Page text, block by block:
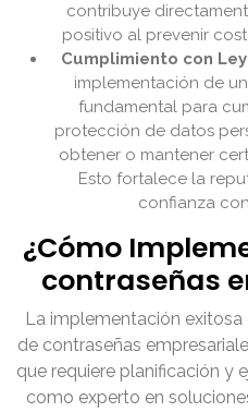
contribuye
positivo al prevenir
Cumplimiento con Ley
implementación de
fundamental para
protección de datos
obtener o mantener
Esto fortalece la
confianza
¿Cómo
contraseñas
La implementación
de contraseñas
que requiere planificación y
como experto en